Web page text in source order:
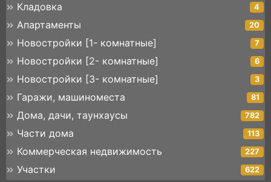
Кладовка 4
Апартаменты 20
Новостройки [1- комнатные] 7
Новостройки [2- комнатные] 6
Новостройки [3- комнатные] 3
Гаражи, машиноместа 81
Дома, дачи, таунхаусы 782
Части дома 113
Коммерческая недвижимость 227
Участки 622